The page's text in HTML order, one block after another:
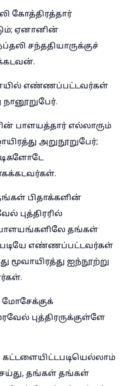
கோத்திரத்தார்
ஏனானின்
சந்ததியாருக்குச்
எண்ணப்பட்டவர்கள்
நானூறுபேர்.
பாளயத்தார் எல்லாரும்
அறுநூறுபேர்;
பிதாக்களின்
புத்திரரில்
தங்கள்
எண்ணப்பட்டவர்கள்
மூவாயிரத்து ஐந்நூற்று
மோசேக்குக்
புத்திரருக்குள்ளே
கட்டளையிட்டபடியெல்லாம்
தங்கள் தங்கள்